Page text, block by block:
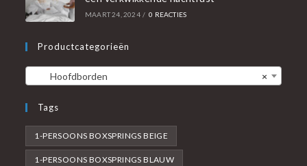
MAART 24, 2024 / 0 REACTIES
Productcategorieën
×
Hoofdborden
Tags
1-PERSOONS BOXSPRINGS BEIGE
1-PERSOONS BOXSPRINGS BLAUW